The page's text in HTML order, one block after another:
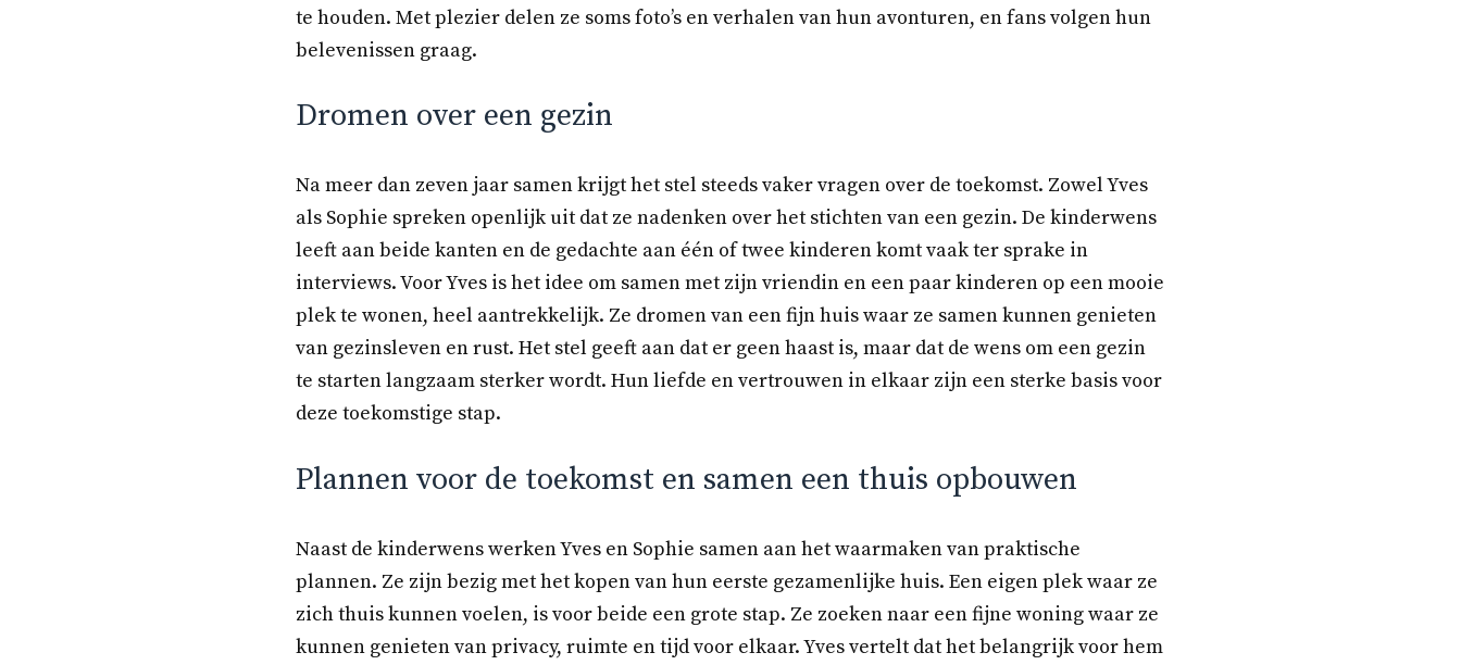
te houden. Met plezier delen ze soms foto’s en verhalen van hun avonturen, en fans volgen hun
belevenissen graag.
Dromen over een gezin
Na meer dan zeven jaar samen krijgt het stel steeds vaker vragen over de toekomst. Zowel Yves
als Sophie spreken openlijk uit dat ze nadenken over het stichten van een gezin. De kinderwens
leeft aan beide kanten en de gedachte aan één of twee kinderen komt vaak ter sprake in
interviews. Voor Yves is het idee om samen met zijn vriendin en een paar kinderen op een mooie
plek te wonen, heel aantrekkelijk. Ze dromen van een fijn huis waar ze samen kunnen genieten
van gezinsleven en rust. Het stel geeft aan dat er geen haast is, maar dat de wens om een gezin
te starten langzaam sterker wordt. Hun liefde en vertrouwen in elkaar zijn een sterke basis voor
deze toekomstige stap.
Plannen voor de toekomst en samen een thuis opbouwen
Naast de kinderwens werken Yves en Sophie samen aan het waarmaken van praktische
plannen. Ze zijn bezig met het kopen van hun eerste gezamenlijke huis. Een eigen plek waar ze
zich thuis kunnen voelen, is voor beide een grote stap. Ze zoeken naar een fijne woning waar ze
kunnen genieten van privacy, ruimte en tijd voor elkaar. Yves vertelt dat het belangrijk voor hem